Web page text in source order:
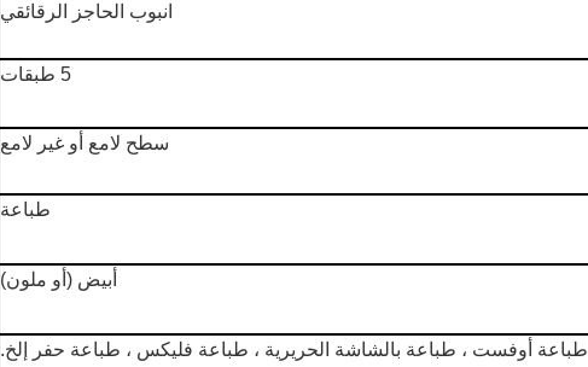
انبوب الحاجز الرقائقي
5 طبقات
سطح لامع أو غير لامع
طباعة
أبيض (أو ملون)
طباعة أوفست ، طباعة بالشاشة الحريرية ، طباعة فليكس ، طباعة حفر إلخ.